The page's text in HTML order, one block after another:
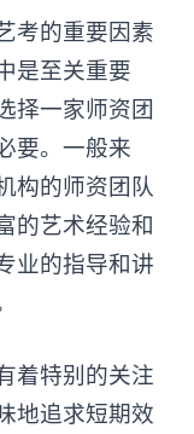
的重要因素
是至关重要
择一家师资团
要。一般来
构的师资团队
的艺术经验和
业的指导和讲
特别的关注
地追求短期效